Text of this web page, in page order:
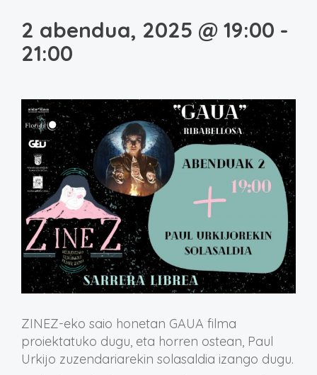
2 abendua, 2025 @ 19:00 -
21:00
ZINEZ-eko saio honetan GAUA filma
proiektatuko dugu, eta horren ostean, Paul
Urkijo zuzendariarekin solasaldia izango dugu.